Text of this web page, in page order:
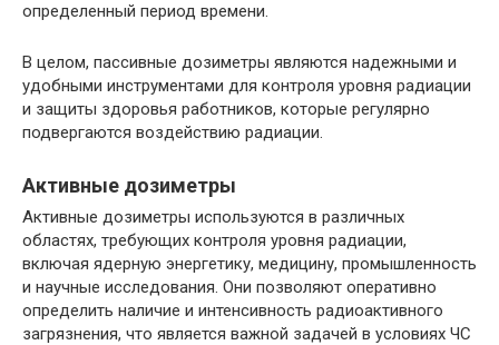
определенный период времени.
В целом, пассивные дозиметры являются надежными и
удобными инструментами для контроля уровня радиации
и защиты здоровья работников, которые регулярно
подвергаются воздействию радиации.
Активные дозиметры
Активные дозиметры используются в различных
областях, требующих контроля уровня радиации,
включая ядерную энергетику, медицину, промышленность
и научные исследования. Они позволяют оперативно
определить наличие и интенсивность радиоактивного
загрязнения, что является важной задачей в условиях ЧС